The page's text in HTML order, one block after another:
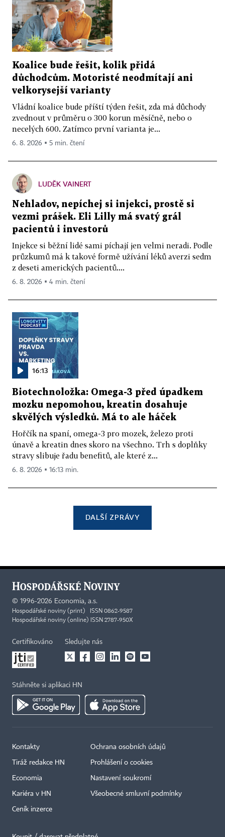
Koalice bude řešit, kolik přidá
důchodcům. Motoristé neodmítají ani
velkorysejší varianty
Vládní koalice bude příští týden řešit, zda má důchody
zvednout v průměru o 300 korun měsíčně, nebo o
necelých 600. Zatímco první varianta je...
6. 8. 2026 ▪ 5 min. čtení
LUDĚK VAINERT
Nehladov, nepíchej si injekci, prostě si
vezmi prášek. Eli Lilly má svatý grál
pacientů i investorů
Injekce si běžní lidé sami píchají jen velmi neradi. Podle
průzkumů má k takové formě užívání léků averzi sedm
z deseti amerických pacientů....
6. 8. 2026 ▪ 4 min. čtení
16:13
Biotechnoložka: Omega-3 před úpadkem
mozku nepomohou, kreatin dosahuje
skvělých výsledků. Má to ale háček
Hořčík na spaní, omega-3 pro mozek, železo proti
únavě a kreatin dnes skoro na všechno. Trh s doplňky
stravy slibuje řadu benefitů, ale které z...
6. 8. 2026 ▪ 16:13 min.
DALŠÍ ZPRÁVY
© 1996-2026 Economia, a.s.
Hospodářské noviny (print) ISSN 0862-9587
Hospodářské noviny (online) ISSN 2787-950X
Certifikováno Sledujte nás
Stáhněte si aplikaci HN
Kontakty
Tiráž redakce HN
Economia
Kariéra v HN
Ceník inzerce
Ochrana osobních údajů
Prohlášení o cookies
Nastavení soukromí
Všeobecné smluvní podmínky